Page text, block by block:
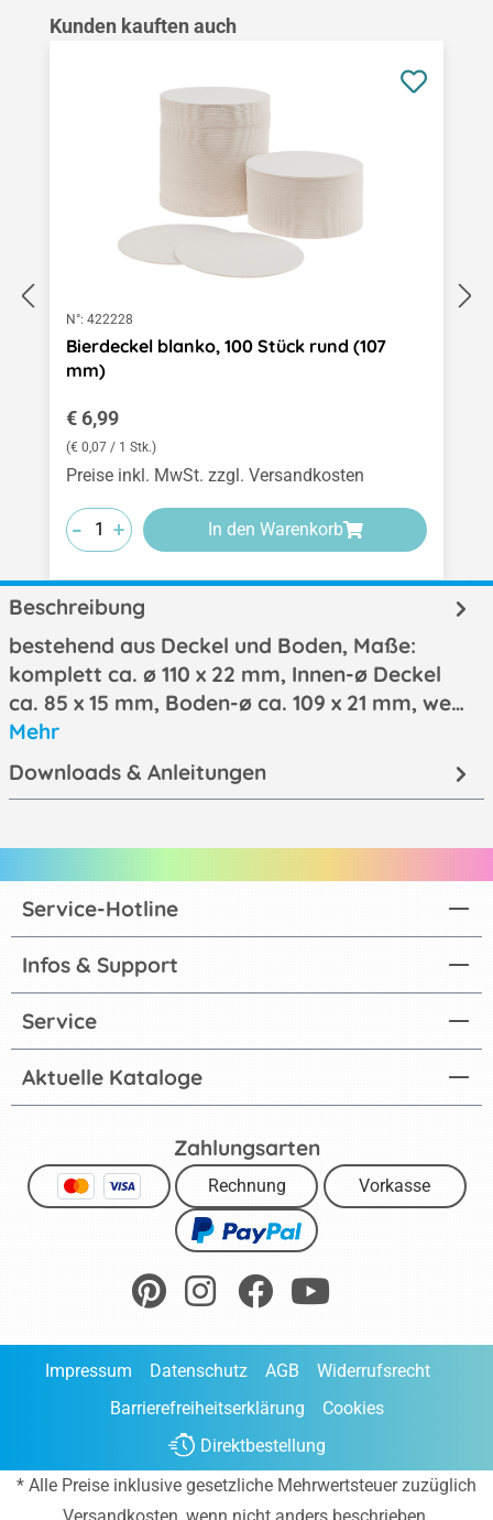
Produktgalerie überspringen
Kunden kauften auch
N°: 422228
Bierdeckel blanko, 100 Stück rund (107
mm)
Regulärer Preis:
€ 6,99
(€ 0,07 / 1 Stk.)
Preise inkl. MwSt. zzgl. Versandkosten
-
-
- +
+
+ In den Warenkorb
Beschreibung
bestehend aus Deckel und Boden, Maße:
komplett ca. ø 110 x 22 mm, Innen-ø Deckel
ca. 85 x 15 mm, Boden-ø ca. 109 x 21 mm, we…
Mehr
Downloads & Anleitungen
Aktuelle Kataloge
Service-Hotline
Infos & Support
Service
Zahlungsarten
Rechnung Vorkasse
Impressum Datenschutz AGB
Widerrufsrecht
Barrierefreiheitserklärung
Cookies
Direktbestellung
* Alle Preise inklusive gesetzliche Mehrwertsteuer zuzüglich